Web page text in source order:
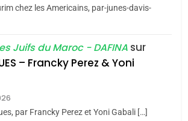
«Tu dis génocide, je dis
guerre»: La nouvelle
chez les Americains, par-junes-davis-
Juifs du Maroc - DAFINA sur
– Francky Perez & Yoni
par Francky Perez et Yoni Gabali […]
2025, l’année la plus
d’ADL contre
l’antisémitisme
FRANCE ISRAÉL
POURQUOI JE REVENDIQUE